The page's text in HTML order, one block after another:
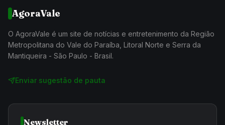
AgoraVale
O AgoraVale é um site de notícias e entretenimento da Região
Metropolitana do Vale do Paraíba, Litoral Norte e Serra da
Mantiqueira - São Paulo - Brasil.
Enviar sugestão de pauta
Newsletter